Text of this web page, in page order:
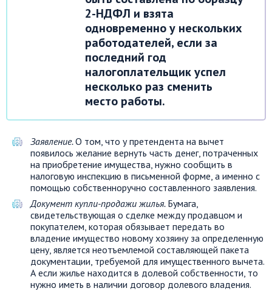
2-НДФЛ и взята
одновременно у нескольких
работодателей, если за
последний год
налогоплательщик успел
несколько раз сменить
место работы.
Заявление.О том, что у претендента на вычет
появилось желание вернуть часть денег, потраченных
на приобретение имущества, нужно сообщить в
налоговую инспекцию в письменной форме, а именно с
помощью собственноручно составленного заявления.
Документ купли-продажи жилья. Бумага,
свидетельствующая о сделке между продавцом и
покупателем, которая обязывает передать во
владение имущество новому хозяину за определенную
цену, является неотъемлемой составляющей пакета
документации, требуемой для имущественного вычета.
А если жилье находится в долевой собственности, то
нужно иметь в наличии договор долевого владения.